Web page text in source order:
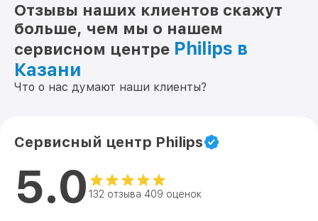
Отзывы наших клиентов скажут
больше, чем мы о нашем
сервисном центре Philips в
Казани
Что о нас думают наши клиенты?
Сервисный центр Philips
5.0 132 отзыва 409 оценок